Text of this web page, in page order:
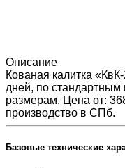
Описание
Кованая калитка
дней, по
размерам. Цена от:
производство в СПб.
Базовые технические